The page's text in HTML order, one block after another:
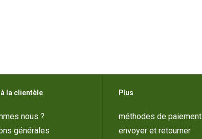
la clientèle
nous ?
générales
Plus
méthodes de paiement
envoyer et retourner